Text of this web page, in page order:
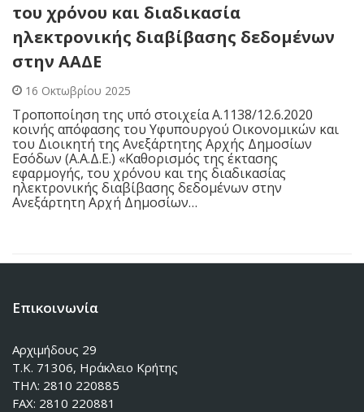
του χρόνου και διαδικασία
ηλεκτρονικής διαβίβασης δεδομένων
στην ΑΑΔΕ
16 Οκτωβρίου 2025
Τροποποίηση της υπό στοιχεία Α.1138/12.6.2020
κοινής απόφασης του Υφυπουργού Οικονομικών και
του Διοικητή της Ανεξάρτητης Αρχής Δημοσίων
Εσόδων (Α.Α.Δ.Ε.) «Καθορισμός της έκτασης
εφαρμογής, του χρόνου και της διαδικασίας
ηλεκτρονικής διαβίβασης δεδομένων στην
Ανεξάρτητη Αρχή Δημοσίων…
Επικοινωνία
Αρχιμήδους 29
Τ.Κ. 71306, Ηράκλειο Κρήτης
ΤΗΛ: 2810 220885
FAX: 2810 220881